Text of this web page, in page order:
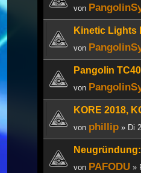
von
Kinetic Lights
von
Pangolin
von
KORE 2018,
von phillip » Di
von PAFODU »